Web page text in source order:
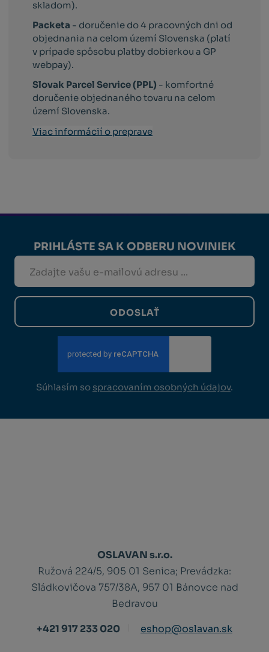
skladom).
Packeta - doručenie do 4 pracovných dni od
objednania na celom území Slovenska (platí
v prípade spôsobu platby dobierkou a GP
webpay).
Slovak Parcel Service (PPL) - komfortné
doručenie objednaného tovaru na celom
území Slovenska.
Viac informácií o preprave
PRIHLÁSTE SA K ODBERU NOVINIEK
ODOSLAŤ
Súhlasím so spracovaním osobných údajov.
OSLAVAN s.r.o.
Ružová 224/5, 905 01 Senica; Prevádzka:
Sládkovičova 757/38A, 957 01 Bánovce nad
Bedravou
+421 917 233 020
eshop@oslavan.sk